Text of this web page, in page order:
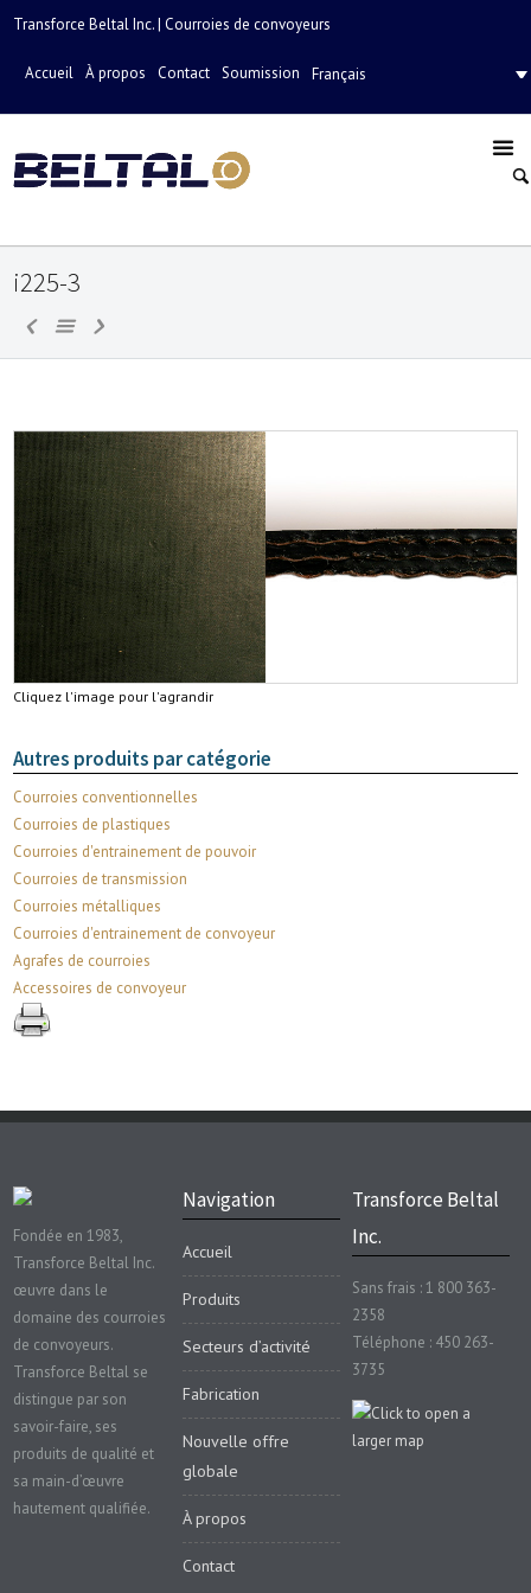
Transforce Beltal Inc. | Courroies de convoyeurs
Accueil À propos Contact Soumission Français
i225-3
Cliquez l'image pour l'agrandir
Autres produits par catégorie
Courroies conventionnelles
Courroies de plastiques
Courroies d'entrainement de pouvoir
Courroies de transmission
Courroies métalliques
Courroies d'entrainement de convoyeur
Agrafes de courroies
Accessoires de convoyeur
Fondée en 1983,
Transforce Beltal Inc.
œuvre dans le
domaine des courroies
de convoyeurs.
Transforce Beltal se
distingue par son
savoir-faire, ses
produits de qualité et
sa main-d’œuvre
hautement qualifiée.
Navigation
Accueil
Produits
Secteurs d’activité
Fabrication
Nouvelle offre
globale
À propos
Contact
Transforce Beltal
Inc.
Sans frais : 1 800 363-
2358
Téléphone : 450 263-
3735